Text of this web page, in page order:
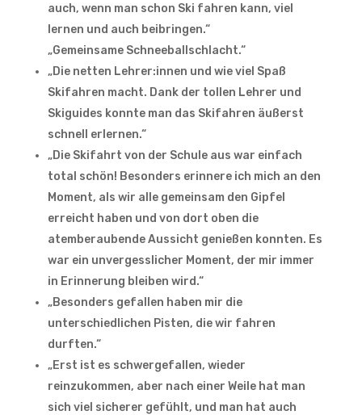
auch, wenn man schon Ski fahren kann, viel
lernen und auch beibringen.“
„Gemeinsame Schneeballschlacht.“
„Die netten Lehrer:innen und wie viel Spaß
Skifahren macht. Dank der tollen Lehrer und
Skiguides konnte man das Skifahren äußerst
schnell erlernen.“
„Die Skifahrt von der Schule aus war einfach
total schön! Besonders erinnere ich mich an den
Moment, als wir alle gemeinsam den Gipfel
erreicht haben und von dort oben die
atemberaubende Aussicht genießen konnten. Es
war ein unvergesslicher Moment, der mir immer
in Erinnerung bleiben wird.“
„Besonders gefallen haben mir die
unterschiedlichen Pisten, die wir fahren
durften.“
„Erst ist es schwergefallen, wieder
reinzukommen, aber nach einer Weile hat man
sich viel sicherer gefühlt, und man hat auch